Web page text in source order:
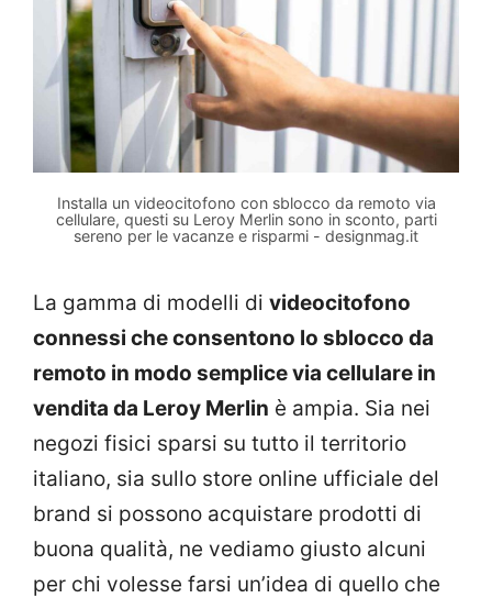
Installa un videocitofono con sblocco da remoto via
cellulare, questi su Leroy Merlin sono in sconto, parti
sereno per le vacanze e risparmi - designmag.it
La gamma di modelli di videocitofono
connessi che consentono lo sblocco da
remoto in modo semplice via cellulare in
vendita da Leroy Merlin è ampia. Sia nei
negozi fisici sparsi su tutto il territorio
italiano, sia sullo store online ufficiale del
brand si possono acquistare prodotti di
buona qualità, ne vediamo giusto alcuni
per chi volesse farsi un’idea di quello che